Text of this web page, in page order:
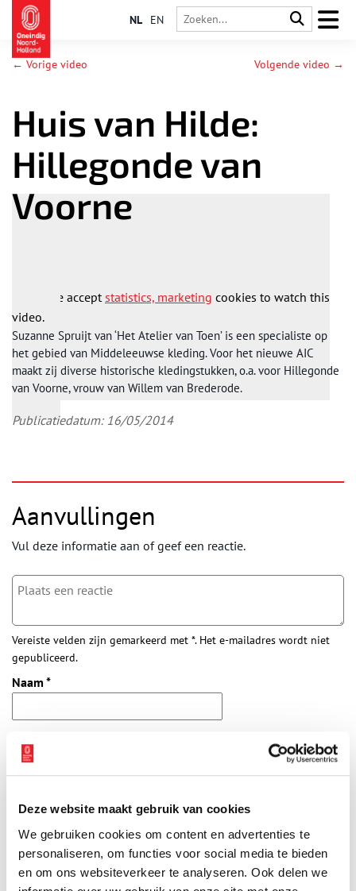
Deze website maakt gebruik van cookies
We gebruiken cookies om content en advertenties te
personaliseren, om functies voor social media te bieden
en om ons websiteverkeer te analyseren. Ook delen we
NL EN
← Vorige video Volgende video →
Huis van Hilde:
Hillegonde van
Voorne
Please acceptstatistics, marketing cookies to watch this
video.
Suzanne Spruijt van ‘Het Atelier van Toen’ is een specialiste op
het gebied van Middeleeuwse kleding. Voor het nieuwe AIC
maakt zij diverse historische kledingstukken, o.a. voor Hillegonde
van Voorne, vrouw van Willem van Brederode.
Publicatiedatum: 16/05/2014
Aanvullingen
Vul deze informatie aan of geef een reactie.
Vereiste velden zijn gemarkeerd met *. Het e-mailadres wordt niet
gepubliceerd.
Naam *
E-mail
Vink dit aan als u op de hoogte gehouden wil worden.